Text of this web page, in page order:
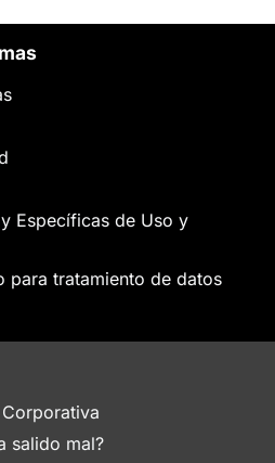
Específicas de Uso y
para tratamiento de datos
salido mal?